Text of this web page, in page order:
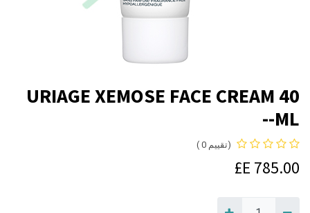
URIAGE XEMOSE FACE CREAM 40
ML--
(تقييم 0 )
785.00